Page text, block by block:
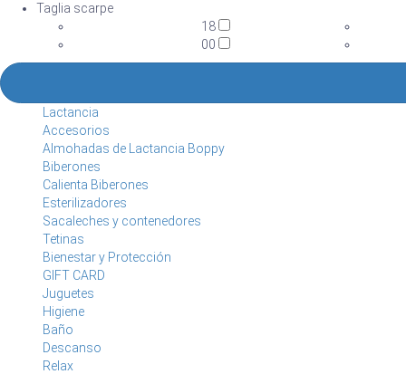
Taglia scarpe
18
00
Lactancia
Accesorios
Almohadas de Lactancia Boppy
Biberones
Calienta Biberones
Esterilizadores
Sacaleches y contenedores
Tetinas
Bienestar y Protección
GIFT CARD
Juguetes
Higiene
Baño
Descanso
Relax